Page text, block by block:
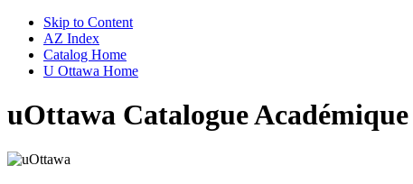
Skip to Content
AZ Index
Catalog Home
U Ottawa Home
uOttawa Catalogue Académique